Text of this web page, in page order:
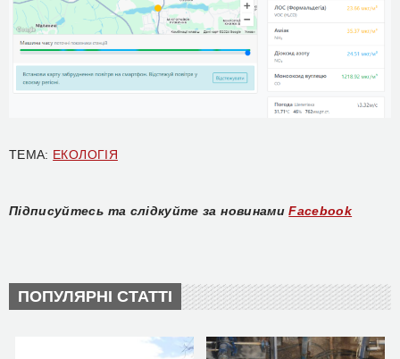
ТЕМА: ЕКОЛОГІЯ
Підписуйтесь та слідкуйте за новинами Facebook
ПОПУЛЯРНІ СТАТТІ